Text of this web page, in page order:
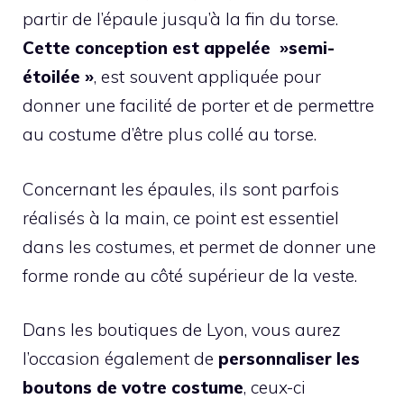
partir de l’épaule jusqu’à la fin du torse.
Cette conception est appelée »semi-
étoilée », est souvent appliquée pour
donner une facilité de porter et de permettre
au costume d’être plus collé au torse.
Concernant les épaules, ils sont parfois
réalisés à la main, ce point est essentiel
dans les costumes, et permet de donner une
forme ronde au côté supérieur de la veste.
Dans les boutiques de Lyon, vous aurez
l’occasion également de personnaliser les
boutons de votre costume, ceux-ci